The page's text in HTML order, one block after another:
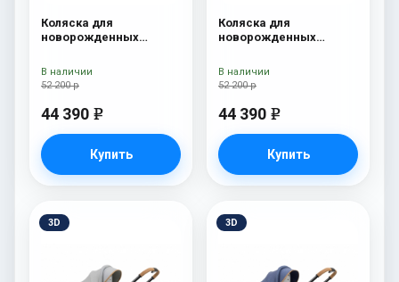
Коляска для
новорожденных
сумка Grey
52 200 р
44 390 e
Купить
В наличии
Коляска для
новорожденных
сумка Denim
52 200 р
44 390 e
Купить
В наличии
3D 3D